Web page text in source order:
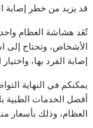
قد يزيد من خطر
تُعَد هشاشة العظام
الأشخاص، وتحتاج
إصابة الفرد بها،
يمكنكم في النهاية
أفضل الخدمات الطبية
العظام، وذلك بأسعار